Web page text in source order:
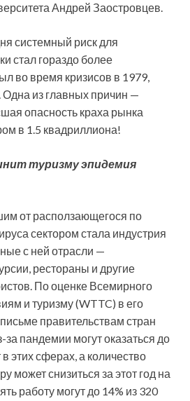
Андрей Заостровцев.
системный риск для
стал гораздо более
во время кризисов в 1979,
Одна из главных причин —
опасность краха рынка
в 1.5 квадриллиона!
туризму эпидемия
от расползающегося по
сектором стала индустрия
с ней отрасли —
рестораны и другие
По оценке Всемирного
и туризму (WTTC) в его
правительствам стран
за пандемии могут оказаться до
этих сферах, а количество
может снизиться за этот год на
работу могут до 14% из 320